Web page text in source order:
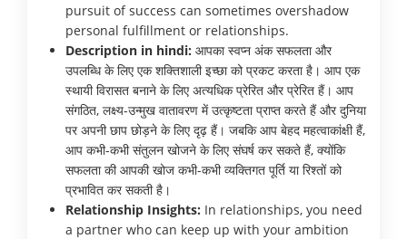
pursuit of success can sometimes overshadow
personal fulfillment or relationships.
Description in hindi: आपका स्वप्न अंक सफलता और
उपलब्धि के लिए एक शक्तिशाली इच्छा को प्रकट करता है। आप एक
स्थायी विरासत बनाने के लिए अत्यधिक प्रेरित और प्रेरित हैं। आप
संगठित, लक्ष्य-उन्मुख वातावरण में उत्कृष्टता प्राप्त करते हैं और दुनिया
पर अपनी छाप छोड़ने के लिए दृढ़ हैं। जबकि आप बेहद महत्वाकांक्षी हैं,
आप कभी-कभी संतुलन खोजने के लिए संघर्ष कर सकते हैं, क्योंकि
सफलता की आपकी खोज कभी-कभी व्यक्तिगत पूर्ति या रिश्तों को
प्रभावित कर सकती है।
Relationship Insights: In relationships, you need
a partner who can keep up with your ambition